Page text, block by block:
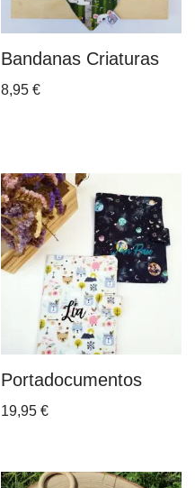
Bandanas Criaturas
8,95€
Portadocumentos
19,95€